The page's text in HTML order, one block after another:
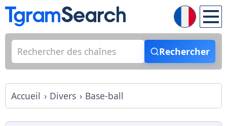
Rechercher
Accueil Divers Base-ball